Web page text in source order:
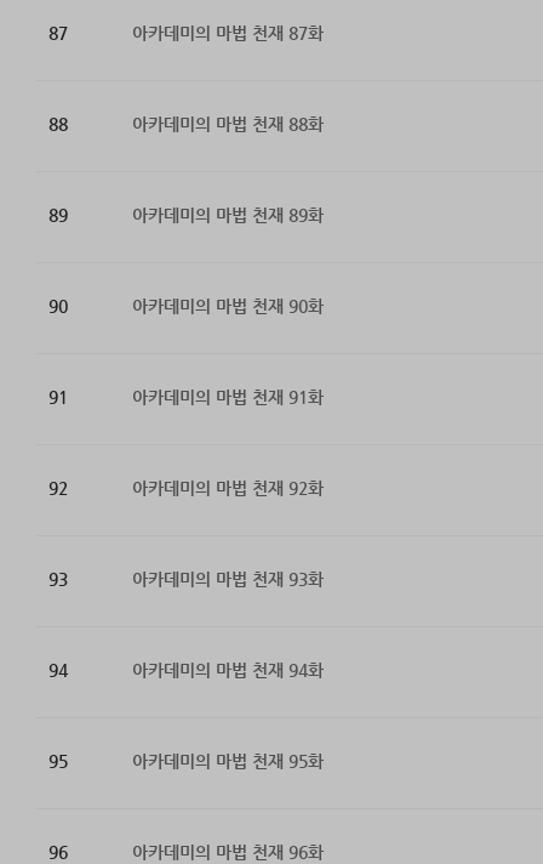
87 아카데미의 마법 천재 87화
88 아카데미의 마법 천재 88화
89 아카데미의 마법 천재 89화
90 아카데미의 마법 천재 90화
91 아카데미의 마법 천재 91화
92 아카데미의 마법 천재 92화
93 아카데미의 마법 천재 93화
94 아카데미의 마법 천재 94화
95 아카데미의 마법 천재 95화
96 아카데미의 마법 천재 96화